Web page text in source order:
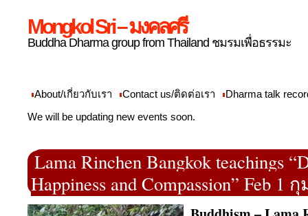
Mongkol Sri – มงคลศรี
Buddha Dharma group from Thailand ชมรมเพื่อธรรมะ
About/เกี่ยวกับเรา Contact us/ติดต่อเรา
Dharma talk
We will be updating new events soon.
Lama Rinchen Bangkok teachings
Happiness and Compassion” Feb 1